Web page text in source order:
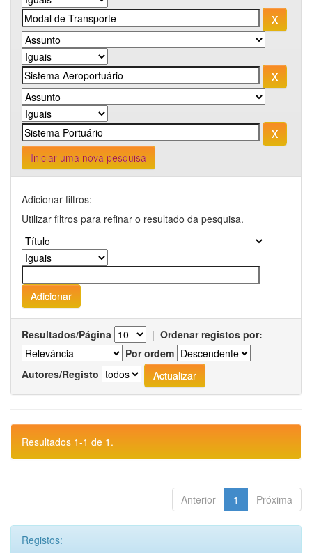
Iniciar uma nova pesquisa
Adicionar filtros:
Utilizar filtros para refinar o resultado da pesquisa.
Resultados/Página | Ordenar registos por:
Por ordem
Autores/Registo
Resultados 1-1 de 1.
Anterior 1 Próxima
Registos: